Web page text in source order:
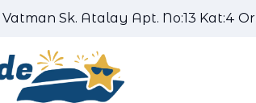
Sk. Atalay Apt. No:13 Kat:4